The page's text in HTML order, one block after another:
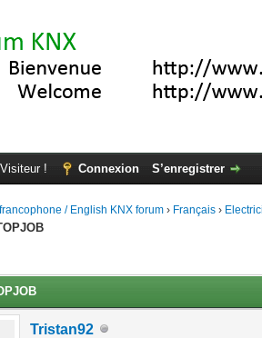
! Connexion S’enregistrer
/ English KNX forum › Français ›
Tristan92